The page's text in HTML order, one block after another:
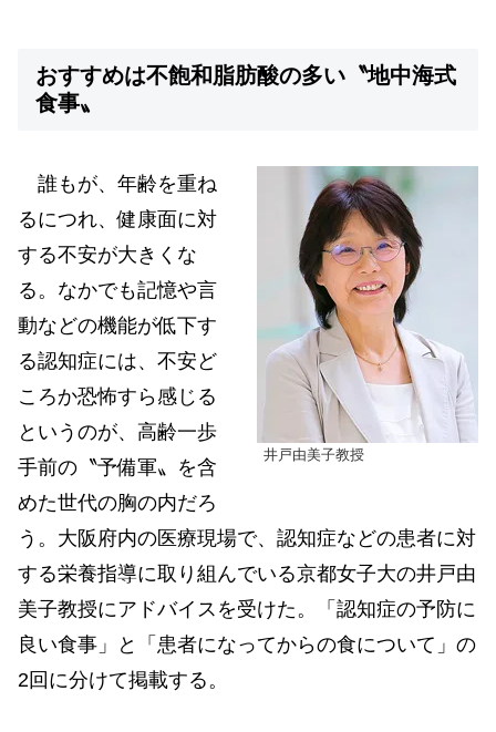
おすすめは不飽和脂肪酸の多い〝地中海式
食事〟
井戸由美子教授
誰もが、年齢を重ね
るにつれ、健康面に対
する不安が大きくな
る。なかでも記憶や言
動などの機能が低下す
る認知症には、不安ど
ころか恐怖すら感じる
というのが、高齢一歩
手前の〝予備軍〟を含
めた世代の胸の内だろ
う。大阪府内の医療現場で、認知症などの患者に対
する栄養指導に取り組んでいる京都女子大の井戸由
美子教授にアドバイスを受けた。「認知症の予防に
良い食事」と「患者になってからの食について」の
2回に分けて掲載する。